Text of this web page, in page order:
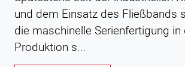
und dem Einsatz des Fließbands
die maschinelle Serienfertigung in
Produktion s...